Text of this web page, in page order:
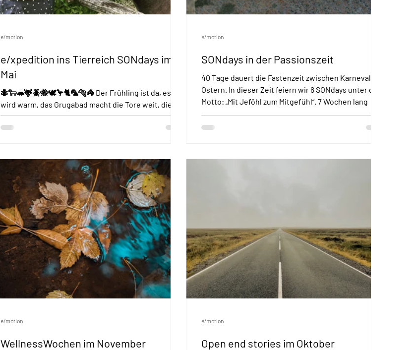
e/xpedition ins Tierreich SONdays im
Mai
🐜🐑🦔🦌🪲🐝🕊️🦩🐈🦜🐅🦓 Der Frühling ist da, es
wird warm, das Grugabad macht die Tore weit, die
Bäume sind grün und die Tiere werden wieder
munter. Vögel zwitschern frühmorgens vor unseren
Gepflanztem, die Katzen räkeln sich in der Sonne und
wir im Messageteam haben uns gefragt, was wir
eigentlich von den Tieren lernen können. Die Bibel
erzählt uns viele Geschichten von Tier
e/motion
SONdays in der Passionszeit
40 Tage dauert die Fastenzeit zwischen Karneval und
Ostern. In dieser Zeit feiern wir 6 SONdays unter dem
Motto: „Mit Jeföhl zum Mitgefühl“. 7 Wochen lang
wollen wir ganz bewusst auf Härte verzichten und
besonders das Mitgefühl üben: Zuhören,
e/motion sind, soll auch bei ernsten Themen der
e/motion
WellnessWochen im November
e/motion
Open end stories im Oktober
e/motion